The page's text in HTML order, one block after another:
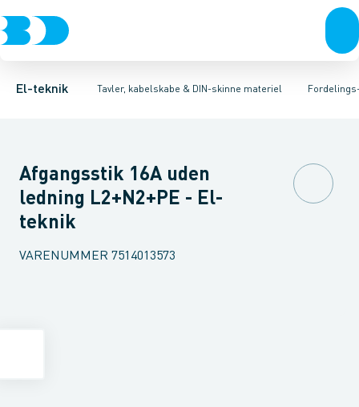
El-teknik Tavler, kabelskabe & DIN-skinne materiel
Afbrydere, stikkontakter & lampeudtagForgreningsmateriel
Tavler, kapsling og rackskabe Fordelings-/byggepladstavler
Afgangsbox for kanalskinneTilgangsboks for strømskinne
Afgangsstik 16A uden
ledning L2+N2+PE - El-
teknik
VARENUMMER 7514013573